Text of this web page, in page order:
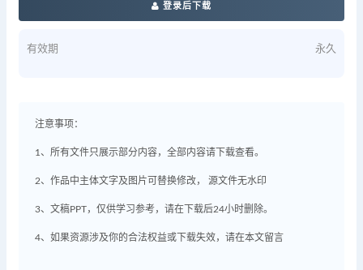
登录后下载
有效期 永久
注意事项：
1、所有文件只展示部分内容，全部内容请下载查看。
2、作品中主体文字及图片可替换修改， 源文件无水印
3、文稿PPT，仅供学习参考，请在下载后24小时删除。
4、如果资源涉及你的合法权益或下载失效，请在本文留言